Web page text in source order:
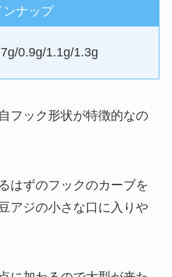
ンナップ
0.9g/1.1g/1.3g
フック形状が特徴的なの
はずのフックのカーブを
アジの小さな口に入りや